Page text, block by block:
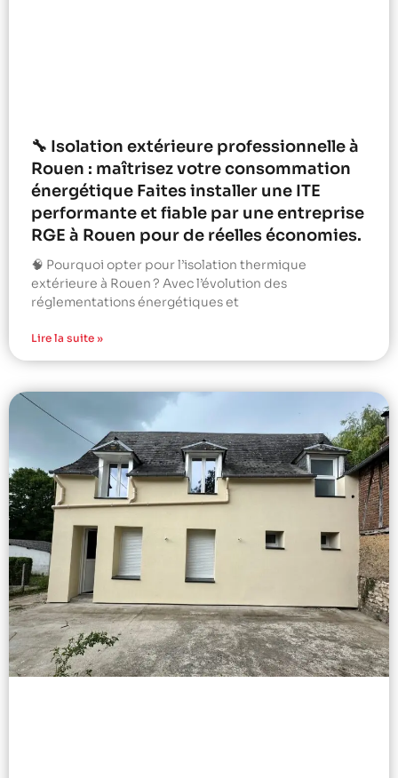
🔧 Isolation extérieure professionnelle à
Rouen : maîtrisez votre consommation
énergétique Faites installer une ITE
performante et fiable par une entreprise
RGE à Rouen pour de réelles économies.
🧠 Pourquoi opter pour l’isolation thermique
extérieure à Rouen ? Avec l’évolution des
réglementations énergétiques et
Lire la suite »